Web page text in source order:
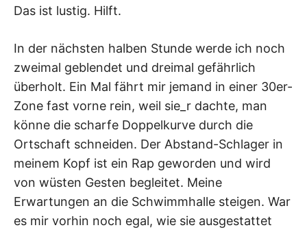
Das ist lustig. Hilft.
In der nächsten halben Stunde werde ich noch
zweimal geblendet und dreimal gefährlich
überholt. Ein Mal fährt mir jemand in einer 30er-
Zone fast vorne rein, weil sie_r dachte, man
könne die scharfe Doppelkurve durch die
Ortschaft schneiden. Der Abstand-Schlager in
meinem Kopf ist ein Rap geworden und wird
von wüsten Gesten begleitet. Meine
Erwartungen an die Schwimmhalle steigen. War
es mir vorhin noch egal, wie sie ausgestattet